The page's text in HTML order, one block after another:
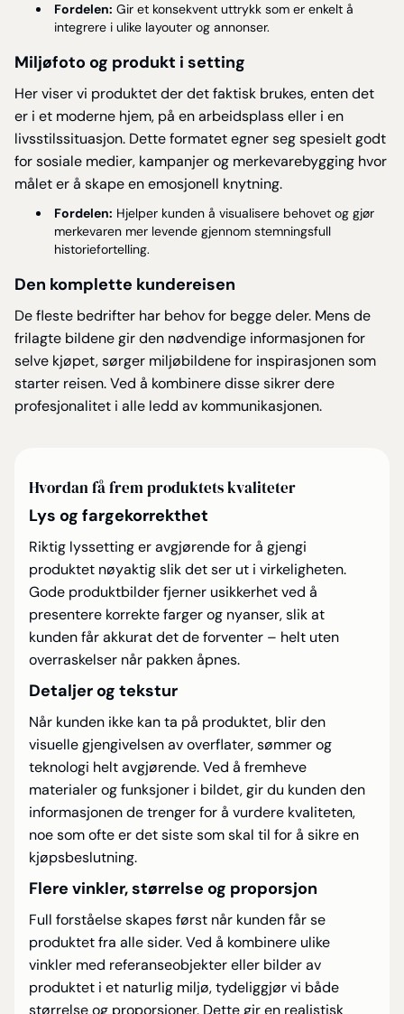
Fordelen: Gir et konsekvent uttrykk som er enkelt å
integrere i ulike layouter og annonser.
Miljøfoto og produkt i setting
Her viser vi produktet der det faktisk brukes, enten det
er i et moderne hjem, på en arbeidsplass eller i en
livsstilssituasjon. Dette formatet egner seg spesielt godt
for sosiale medier, kampanjer og merkevarebygging hvor
målet er å skape en emosjonell knytning.
Fordelen: Hjelper kunden å visualisere behovet og gjør
merkevaren mer levende gjennom stemningsfull
historiefortelling.
Den komplette kundereisen
De fleste bedrifter har behov for begge deler. Mens de
frilagte bildene gir den nødvendige informasjonen for
selve kjøpet, sørger miljøbildene for inspirasjonen som
starter reisen. Ved å kombinere disse sikrer dere
profesjonalitet i alle ledd av kommunikasjonen.
Hvordan få frem produktets kvaliteter
Lys og fargekorrekthet
Riktig lyssetting er avgjørende for å gjengi
produktet nøyaktig slik det ser ut i virkeligheten.
Gode produktbilder fjerner usikkerhet ved å
presentere korrekte farger og nyanser, slik at
kunden får akkurat det de forventer – helt uten
overraskelser når pakken åpnes.
Detaljer og tekstur
Når kunden ikke kan ta på produktet, blir den
visuelle gjengivelsen av overflater, sømmer og
teknologi helt avgjørende. Ved å fremheve
materialer og funksjoner i bildet, gir du kunden den
informasjonen de trenger for å vurdere kvaliteten,
noe som ofte er det siste som skal til for å sikre en
kjøpsbeslutning.
Flere vinkler, størrelse og proporsjon
Full forståelse skapes først når kunden får se
produktet fra alle sider. Ved å kombinere ulike
vinkler med referanseobjekter eller bilder av
produktet i et naturlig miljø, tydeliggjør vi både
størrelse og proporsjoner. Dette gir en realistisk